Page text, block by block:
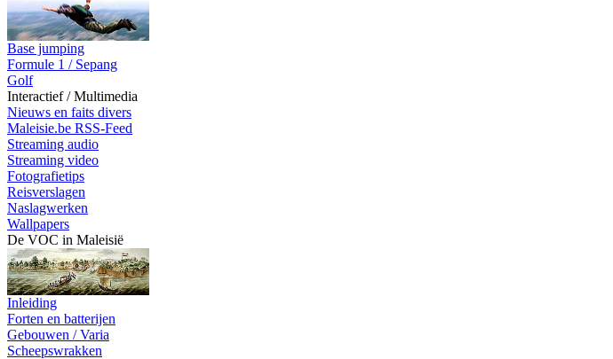
Base jumping
Formule 1 / Sepang
Golf
Interactief / Multimedia
Nieuws en faits divers
Maleisie.be RSS-Feed
Streaming audio
Streaming video
Fotografietips
Reisverslagen
Naslagwerken
Wallpapers
De VOC in Maleisië
Inleiding
Forten en batterijen
Gebouwen / Varia
Scheepswrakken